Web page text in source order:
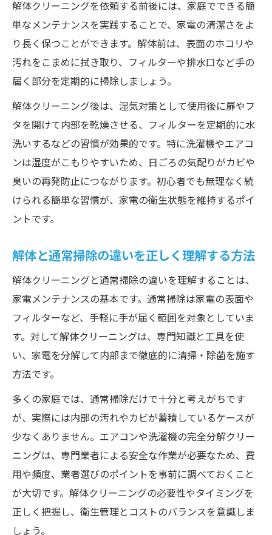
家電を長持ちさせる解体クリーニング活用
術
法
解体クリーニングを依頼する前後には、家庭でできる簡
単なメンテナンスを実践することで、家電の清潔さをよ
り長く保つことができます。解体前は、表面のホコリや
汚れをこまめに拭き取り、フィルターや排水口など手の
届く部分を定期的に掃除しましょう。
解体クリーニング後は、湿気対策として使用後に扉やフ
タを開けて内部を乾燥させる、フィルターを定期的に水
洗いするなどの習慣が効果的です。特に洗濯機やエアコ
ンは湿度がこもりやすいため、日ごろの気配りがカビや
臭いの再発防止につながります。初心者でも無理なく続
けられる簡単な習慣が、家電の衛生状態を維持するポイ
ントです。
解体と通常掃除の違いを正しく理解する方法
解体クリーニングと通常掃除の違いを理解することは、
家電メンテナンスの基本です。通常掃除は家電の表面や
フィルターなど、手軽に手が届く範囲を対象としていま
す。対して解体クリーニングは、専門知識と工具を使
い、家電を分解して内部まで徹底的に清掃・除菌を施す
方法です。
多くの家庭では、通常掃除だけで十分と考えがちです
が、実際には内部の汚れやカビが蓄積しているケースが
少なくありません。エアコンや洗濯機の完全分解クリー
ニングは、専門業者による安全な作業が必要なため、費
用や頻度、業者選びのポイントを事前に調べておくこと
が大切です。解体クリーニングの必要性やタイミングを
正しく把握し、衛生管理とコストのバランスを意識しま
しょう。